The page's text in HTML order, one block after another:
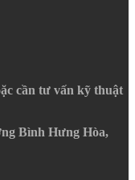
cần tư vấn kỹ thuật
Bình Hưng Hòa,